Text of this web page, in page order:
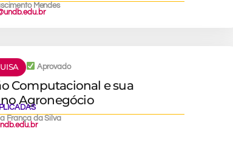
Mendes
Aprovado
Computacional e sua
Agronegócio
França da Silva